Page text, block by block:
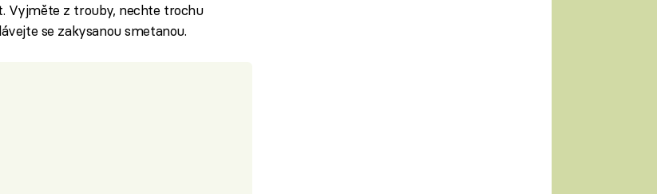
Vyjměte z trouby, nechte trochu
se zakysanou smetanou.